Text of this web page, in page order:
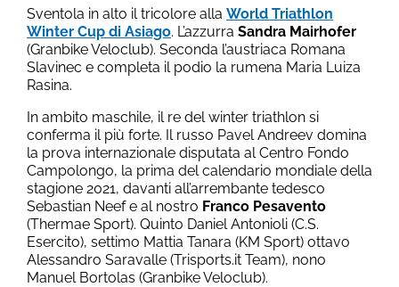
Sventola in alto il tricolore alla World Triathlon
Winter Cup di Asiago. L’azzurra Sandra Mairhofer
(Granbike Veloclub). Seconda l’austriaca Romana
Slavinec e completa il podio la rumena Maria Luiza
Rasina.
In ambito maschile, il re del winter triathlon si
conferma il più forte. Il russo Pavel Andreev domina
la prova internazionale disputata al Centro Fondo
Campolongo, la prima del calendario mondiale della
stagione 2021, davanti all’arrembante tedesco
Sebastian Neef e al nostro Franco Pesavento
(Thermae Sport). Quinto Daniel Antonioli (C.S.
Esercito), settimo Mattia Tanara (KM Sport) ottavo
Alessandro Saravalle (Trisports.it Team), nono
Manuel Bortolas (Granbike Veloclub).